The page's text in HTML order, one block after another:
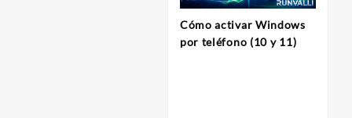
Cómo activar Windows
por teléfono (10 y 11)